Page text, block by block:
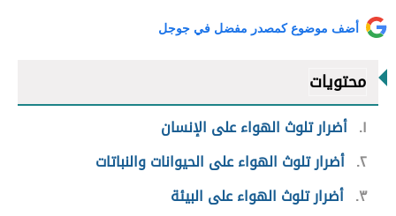
أضف موضوع كمصدر مفضل في جوجل
محتويات
١ أضرار تلوث الهواء على الإنسان
٢ أضرار تلوث الهواء على الحيوانات والنباتات
٣ أضرار تلوث الهواء على البيئة